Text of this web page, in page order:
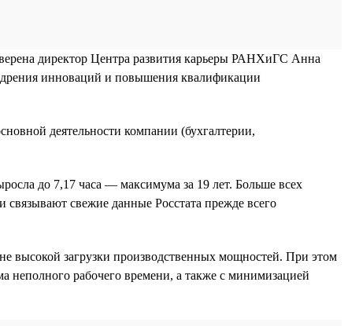
директор Центра развития карьеры РАНХиГС Анна
инноваций и повышения квалификации
деятельности компании (бухгалтерии,
до 7,17 часа — максимума за 19 лет. Больше всех
свежие данные Росстата прежде всего
высокой загрузки производственных мощностей. При этом
неполного рабочего времени, а также с минимизацией